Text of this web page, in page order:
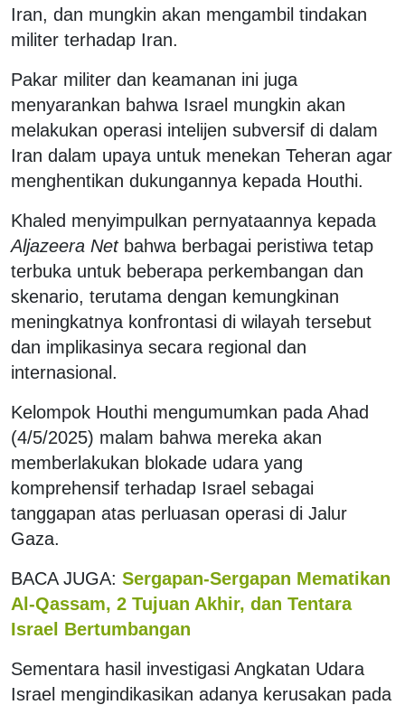
Iran, dan mungkin akan mengambil tindakan
militer terhadap Iran.
Pakar militer dan keamanan ini juga
menyarankan bahwa Israel mungkin akan
melakukan operasi intelijen subversif di dalam
Iran dalam upaya untuk menekan Teheran agar
menghentikan dukungannya kepada Houthi.
Khaled menyimpulkan pernyataannya kepada
Aljazeera Netbahwa berbagai peristiwa tetap
terbuka untuk beberapa perkembangan dan
skenario, terutama dengan kemungkinan
meningkatnya konfrontasi di wilayah tersebut
dan implikasinya secara regional dan
internasional.
Kelompok Houthi mengumumkan pada Ahad
(4/5/2025) malam bahwa mereka akan
memberlakukan blokade udara yang
komprehensif terhadap Israel sebagai
tanggapan atas perluasan operasi di Jalur
Gaza.
BACA JUGA: Sergapan-Sergapan Mematikan
Al-Qassam, 2 Tujuan Akhir, dan Tentara
Israel Bertumbangan
Sementara hasil investigasi Angkatan Udara
Israel mengindikasikan adanya kerusakan pada